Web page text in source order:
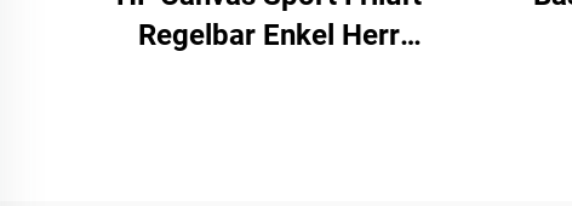
Regelbar Enkel Herr